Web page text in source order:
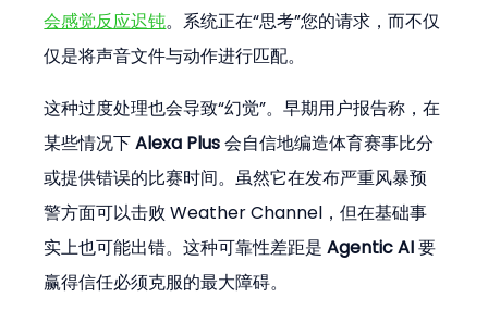
会感觉反应迟钝。系统正在“思考”您的请求，而不仅
仅是将声音文件与动作进行匹配。
这种过度处理也会导致“幻觉”。早期用户报告称，在
某些情况下 Alexa Plus 会自信地编造体育赛事比分
或提供错误的比赛时间。虽然它在发布严重风暴预
警方面可以击败 Weather Channel，但在基础事
实上也可能出错。这种可靠性差距是 Agentic AI 要
赢得信任必须克服的最大障碍。